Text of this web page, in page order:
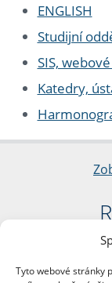
Tyto webové stránky
ENGLISH
Studijní
SIS,
Katedry,